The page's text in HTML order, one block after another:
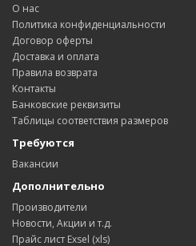
О нас
Политика конфиденциальности
Договор оферты
Доставка и оплата
Правила возврата
Контакты
Банковские реквизиты
Таблицы соответствия размеров
Требуются
Вакансии
Дополнительно
Производители
Новости, Акции и т.д.
Прайс лист Exsel (xls)